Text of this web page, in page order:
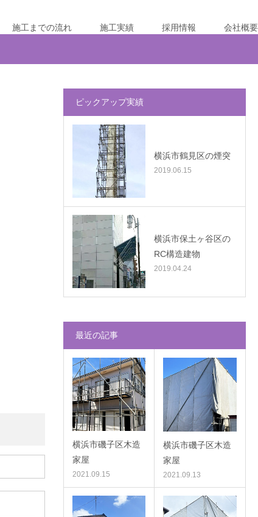
施工までの流れ 施工実績 採用情報 会社概要
ピックアップ実績
横浜市鶴見区の煙突
2019.06.15
横浜市保土ヶ谷区の
RC構造建物
2019.04.24
最近の記事
横浜市磯子区木造
家屋
2021.09.15
横浜市磯子区木造
家屋
2021.09.13